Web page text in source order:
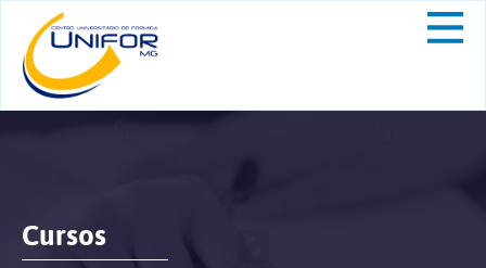
Cursos